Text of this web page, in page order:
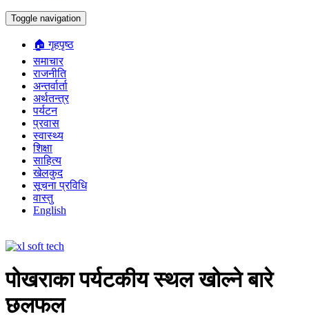
Toggle navigation
🏠 गृहपृष्ठ
समाचार
राजनीति
अन्तर्वार्ता
अर्थतन्त्र
पर्यटन
प्रवास
स्वास्थ्य
शिक्षा
साहित्य
खेलकुद
सूचना प्रविधि
वास्तु
English
पोखराका पर्यटकीय स्थल खोल्ने बारे
छलफल